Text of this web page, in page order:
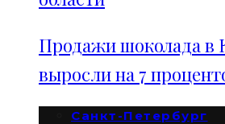
Продажи шоколада в
выросли на 7
Санкт-Петербург